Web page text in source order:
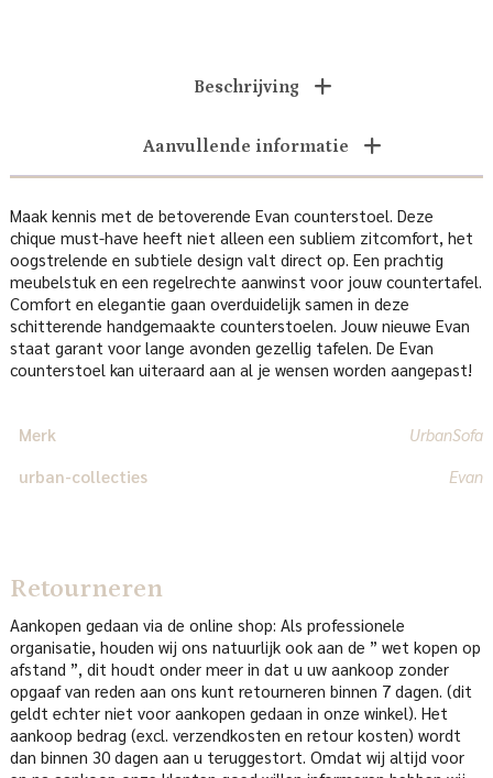
Beschrijving
Aanvullende informatie
Maak kennis met de betoverende Evan counterstoel. Deze
chique must-have heeft niet alleen een subliem zitcomfort, het
oogstrelende en subtiele design valt direct op. Een prachtig
meubelstuk en een regelrechte aanwinst voor jouw countertafel.
Comfort en elegantie gaan overduidelijk samen in deze
schitterende handgemaakte counterstoelen. Jouw nieuwe Evan
staat garant voor lange avonden gezellig tafelen. De Evan
counterstoel kan uiteraard aan al je wensen worden aangepast!
Merk
UrbanSofa
urban-collecties
Evan
Retourneren
Aankopen gedaan via de online shop: Als professionele
organisatie, houden wij ons natuurlijk ook aan de ” wet kopen op
afstand ”, dit houdt onder meer in dat u uw aankoop zonder
opgaaf van reden aan ons kunt retourneren binnen 7 dagen. (dit
geldt echter niet voor aankopen gedaan in onze winkel). Het
aankoop bedrag (excl. verzendkosten en retour kosten) wordt
dan binnen 30 dagen aan u teruggestort. Omdat wij altijd voor